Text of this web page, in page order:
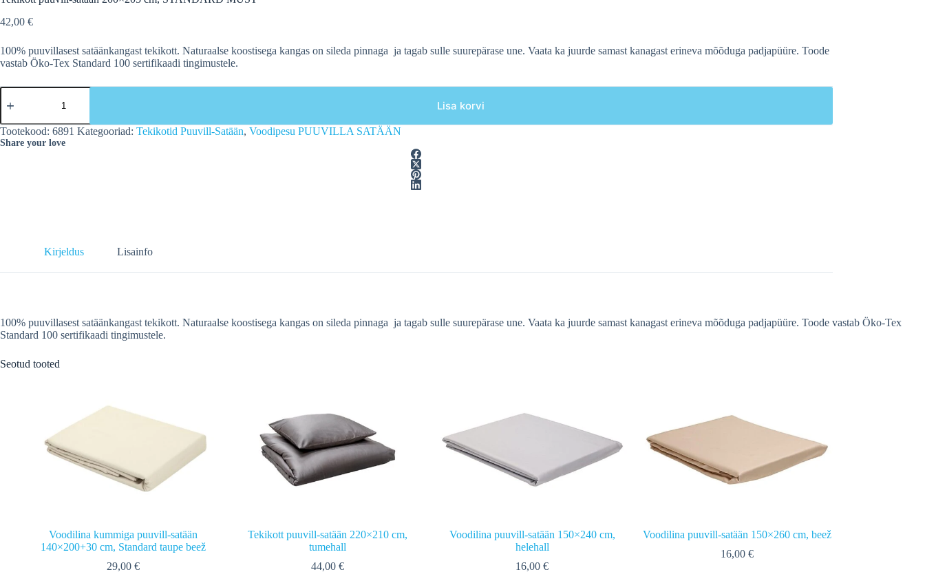
42,00 €
100% puuvillasest satäänkangast tekikott. Naturaalse koostisega kangas on sileda pinnaga ja tagab sulle suurepärase une. Vaata ka juurde samast kanagast erineva mõõduga padjapüüre. Toode
vastab Öko-Tex Standard 100 sertifikaadi tingimustele.
Tekikott
puuvill-
200x205
cm,
STANDARD
Lisa korvi
Tootekood: 6891 Kategooriad: Tekikotid Puuvill-Satään, Voodipesu PUUVILLA SATÄÄN
Share your love
Kirjeldus Lisainfo
100% puuvillasest satäänkangast tekikott. Naturaalse koostisega kangas on sileda pinnaga ja tagab sulle suurepärase une. Vaata ka juurde samast kanagast erineva mõõduga padjapüüre. Toode vastab Öko-Tex
Standard 100 sertifikaadi tingimustele.
Seotud tooted
Voodilina kummiga puuvill-satään
140×200+30 cm, Standard taupe beež
29,00 €
Tekikott puuvill-satään 220×210 cm,
tumehall
44,00€
Voodilina puuvill-satään 150×240 cm,
helehall
16,00€
Voodilina puuvill-satään 150×260 cm, beež
16,00 €